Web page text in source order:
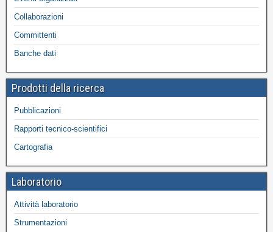
Collaborazioni
Committenti
Banche dati
Prodotti della ricerca
Pubblicazioni
Rapporti tecnico-scientifici
Cartografia
Laboratorio
Attività laboratorio
Strumentazioni